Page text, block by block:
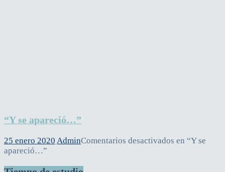
“Y se apareció…”
25 enero 2020 AdminComentarios desactivados en “Y se
apareció…”